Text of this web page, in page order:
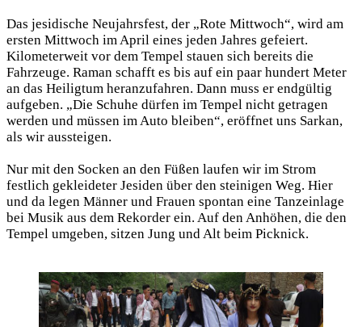
Das jesidische Neujahrsfest, der „Rote Mittwoch“, wird am
ersten Mittwoch im April eines jeden Jahres gefeiert.
Kilometerweit vor dem Tempel stauen sich bereits die
Fahrzeuge. Raman schafft es bis auf ein paar hundert Meter
an das Heiligtum heranzufahren. Dann muss er endgültig
aufgeben. „Die Schuhe dürfen im Tempel nicht getragen
werden und müssen im Auto bleiben“, eröffnet uns Sarkan,
als wir aussteigen.
Nur mit den Socken an den Füßen laufen wir im Strom
festlich gekleideter Jesiden über den steinigen Weg. Hier
und da legen Männer und Frauen spontan eine Tanzeinlage
bei Musik aus dem Rekorder ein. Auf den Anhöhen, die den
Tempel umgeben, sitzen Jung und Alt beim Picknick.